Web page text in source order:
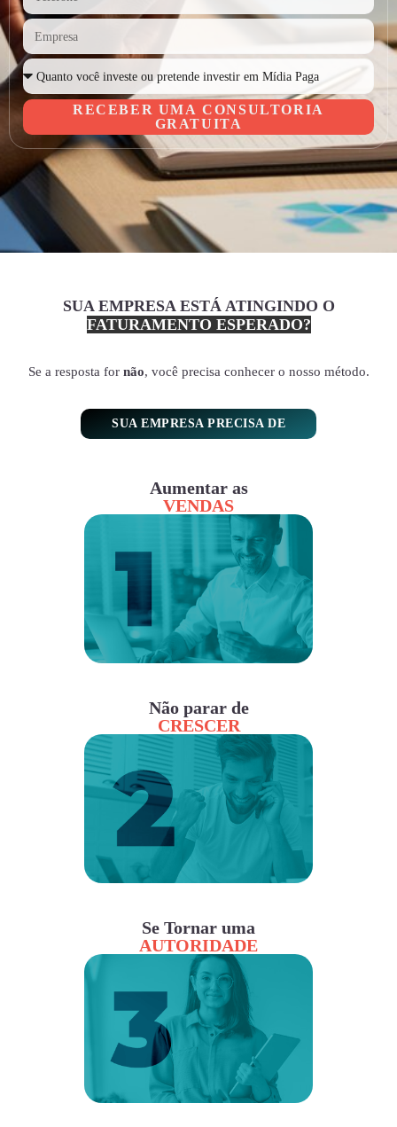
RECEBER UMA CONSULTORIA
GRATUITA
SUA EMPRESA ESTÁ ATINGINDO O
FATURAMENTO ESPERADO?
Se a resposta for não, você precisa conhecer o nosso método.
SUA EMPRESA PRECISA DE
Aumentar as
VENDAS
Não parar de
CRESCER
Se Tornar uma
AUTORIDADE